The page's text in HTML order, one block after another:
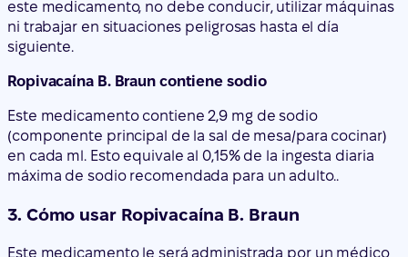
Este medicamento contiene 2,9 mg de sodio
(componente principal de la sal de mesa/para cocinar)
en cada ml. Esto equivale al 0,15% de la ingesta diaria
máxima de sodio recomendada para un adulto..
3. Cómo usar Ropivacaína B. Braun
Este medicamento le será administrada por un médico
experto o bajo la supervisión de éste.
Ropivacaína B. Braun se le administrará en forma de
inyección. La parte del cuerpo donde le será aplicado
dependerá del motivo por el que se le administra este